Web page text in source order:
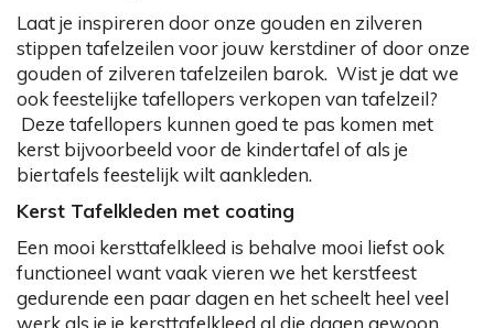
Laat je inspireren door onze gouden en zilveren
stippen tafelzeilen voor jouw kerstdiner of door onze
gouden of zilveren tafelzeilen barok. Wist je dat we
ook feestelijke tafellopers verkopen van tafelzeil?
Deze tafellopers kunnen goed te pas komen met
kerst bijvoorbeeld voor de kindertafel of als je
biertafels feestelijk wilt aankleden.
Kerst Tafelkleden met coating
Een mooi kersttafelkleed is behalve mooi liefst ook
functioneel want vaak vieren we het kerstfeest
gedurende een paar dagen en het scheelt heel veel
werk als je je kersttafelkleed al die dagen gewoon